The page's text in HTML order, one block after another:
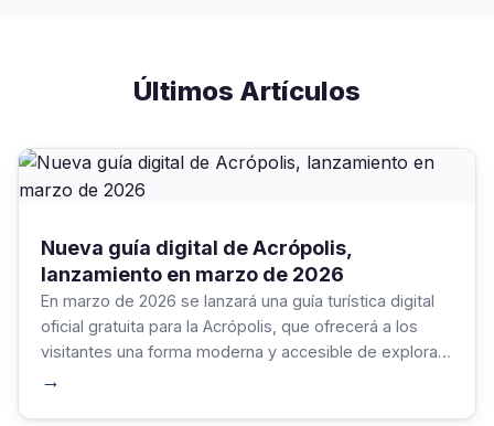
Últimos Artículos
Nueva guía digital de Acrópolis,
lanzamiento en marzo de 2026
En marzo de 2026 se lanzará una guía turística digital
oficial gratuita para la Acrópolis, que ofrecerá a los
visitantes una forma moderna y accesible de explorar
→